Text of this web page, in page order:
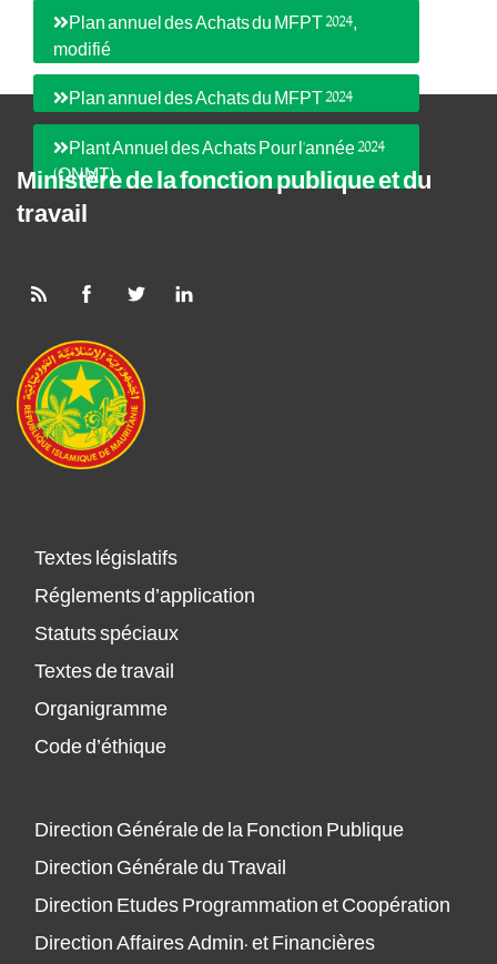
Plan annuel des Achats du MFPT 2024,
modifié
Plan annuel des Achats du MFPT 2024
Plant Annuel des Achats Pour l'année 2024
(ONMT)
Ministère de la fonction publique et du
travail
Textes législatifs
Réglements d’application
Statuts spéciaux
Textes de travail
Organigramme
Code d’éthique
Direction Générale de la Fonction Publique
Direction Générale du Travail
Direction Etudes Programmation et Coopération
Direction Affaires Admin. et Financières